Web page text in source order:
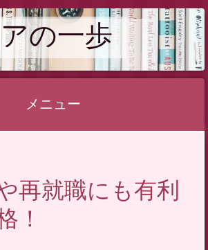
の一歩
メニュー
再就職にも有利
！